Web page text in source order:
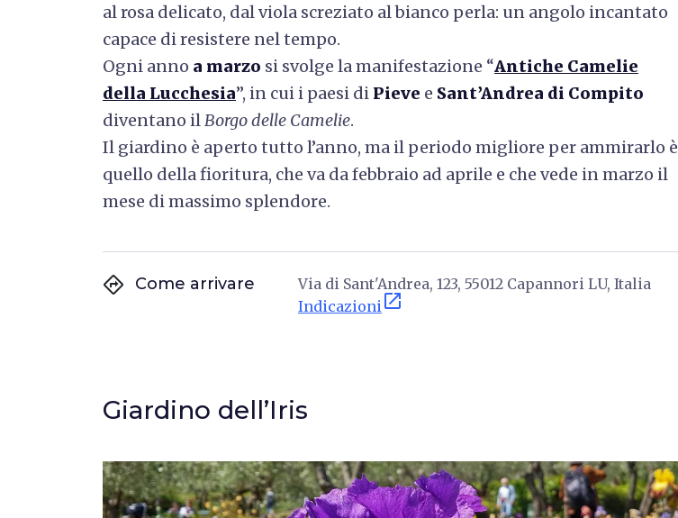
al rosa delicato, dal viola screziato al bianco perla: un angolo incantato
capace di resistere nel tempo.
Ogni anno a marzo si svolge la manifestazione “Antiche Camelie
della Lucchesia”, in cui i paesi di Pieve e Sant’Andrea di Compito
diventano ilBorgo delle Camelie.
Il giardino è aperto tutto l’anno, ma il periodo migliore per ammirarlo è
quello della fioritura, che va da febbraio ad aprile e che vede in marzo il
mese di massimo splendore.
directions Come arrivare
Via di Sant'Andrea, 123, 55012 Capannori LU, Italia
Indicazioni open_in_new
Giardino dell’Iris